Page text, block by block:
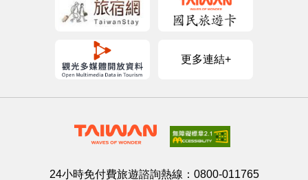
更多連結+
24小時免付費旅遊諮詢熱線： 0800-011765